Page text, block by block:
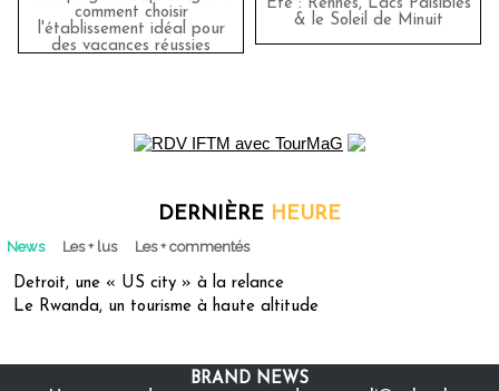
comment choisir
l'établissement idéal pour
des vacances réussies
Été : Rennes, Lacs Paisibles
& le Soleil de Minuit
DERNIÈRE HEURE
News Les + lus Les + commentés
Detroit, une « US city » à la relance
Le Rwanda, un tourisme à haute altitude
BRAND NEWS